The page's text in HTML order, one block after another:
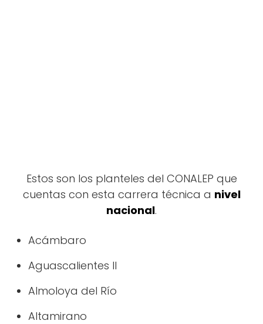
Estos son los planteles del CONALEP que
cuentas con esta carrera técnica a nivel
nacional.
Acámbaro
Aguascalientes II
Almoloya del Río
Altamirano